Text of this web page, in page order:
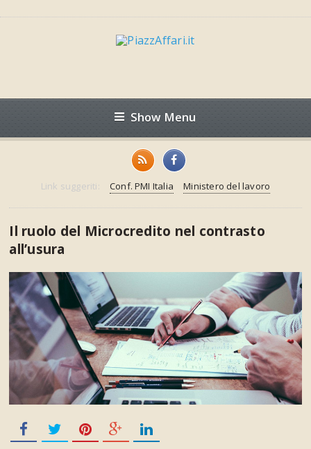
Show Menu
Link suggeriti: Conf. PMI Italia Ministero del lavoro
Il ruolo del Microcredito nel contrasto
all’usura